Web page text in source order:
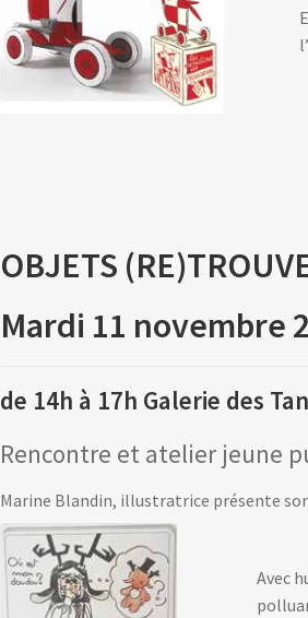
OBJETS
Mardi 11 novembre
de 14h à 17h Galerie des
Rencontre et atelier jeune
Marine Blandin, illustratrice présente
Avec